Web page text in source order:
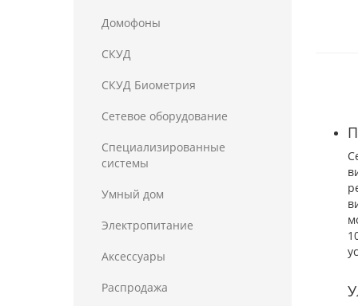
Домофоны
СКУД
СКУД Биометрия
Сетевое оборудование
Специализированные
системы
Умный дом
Электропитание
Аксессуары
Распродажа